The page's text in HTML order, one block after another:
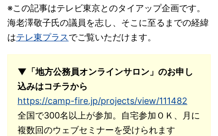
※この記事はテレビ東京とのタイアップ企画です。
海老澤敬子氏の議員を志し、そこに至るまでの経緯
はテレ東プラスでご覧いただけます。
▼「地方公務員オンラインサロン」のお申し
込みはコチラから
https://camp-fire.jp/projects/view/111482
全国で300名以上が参加。自宅参加ＯＫ、月に
複数回のウェブセミナーを受けられます